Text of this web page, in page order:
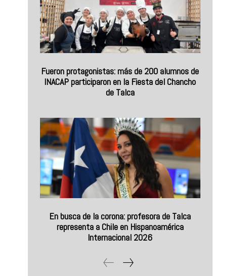
Fueron protagonistas: más de 200 alumnos de
INACAP participaron en la Fiesta del Chancho
de Talca
En busca de la corona: profesora de Talca
representa a Chile en Hispanoamérica
Internacional 2026